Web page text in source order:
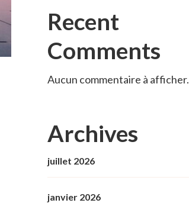
Recent
Comments
Aucun commentaire à afficher.
Archives
juillet 2026
janvier 2026